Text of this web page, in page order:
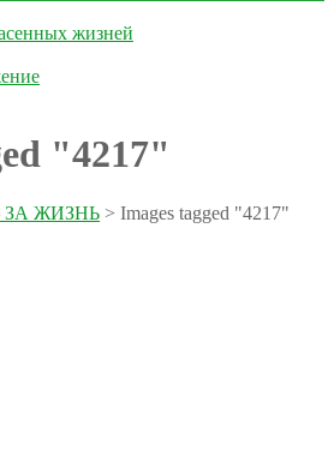
жизней
"4217"
ЖИЗНЬ > Images tagged "4217"